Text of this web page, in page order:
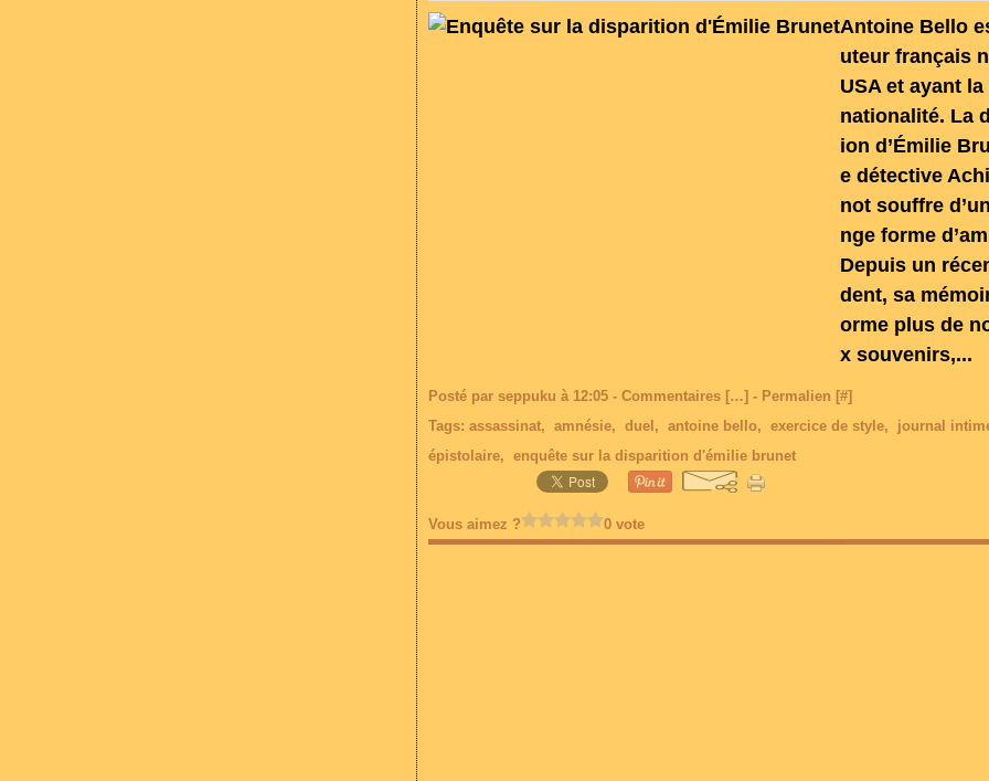
Antoine Bello
uteur français
USA et ayant
nationalité. La
ion d’Émilie
e détective
not souffre
nge forme
Depuis un
dent, sa
orme plus de
x souvenirs,...
Posté par seppuku à 12:05 - Commentaires […] - Permalien [#]
Tags: assassinat, amnésie, duel , antoine bello, exercice de style, journal
épistolaire, enquête sur la disparition d'émilie brunet
Vous aimez ? 0 vote